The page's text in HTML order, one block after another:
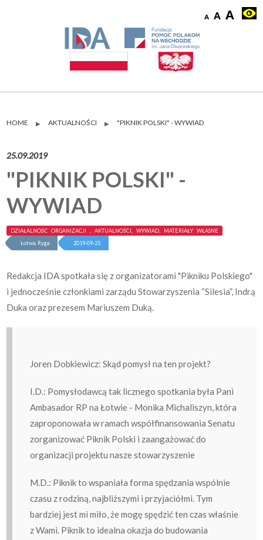
HOME ▶ AKTUALNOŚCI ▶ "PIKNIK POLSKI" - WYWIAD
25.09.2019
"PIKNIK POLSKI" -
WYWIAD
DZIAŁALNOŚĆ ORGANIZACJI , AKTUALNOŚCI, WYWIAD, MATERIAŁY WŁASNE
Łotwa, Ryga
2019-09-25
Redakcja IDA spotkała się z organizatorami "Pikniku Polskiego"
i jednocześnie członkiami zarządu Stowarzyszenia “Silesia”, Indrą
Duka oraz prezesem Mariuszem Duką.
Joren Dobkiewicz: Skąd pomysł na ten projekt?
I.D.: Pomysłodawcą tak licznego spotkania była Pani
Ambasador RP na Łotwie - Monika Michaliszyn, która
zaproponowała w ramach współfinansowania Senatu
zorganizować Piknik Polski i zaangażować do
organizacji projektu nasze stowarzyszenie
M.D.: Piknik to wspaniała forma spędzania wspólnie
czasu z rodziną, najbliższymi i przyjaciółmi. Tym
bardziej jest mi miło, że mogę spędzić ten czas właśnie
z Wami. Piknik to idealna okazja do budowania